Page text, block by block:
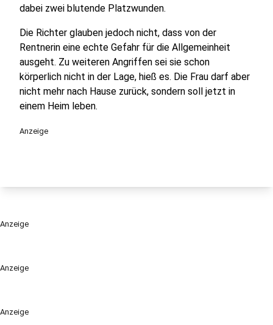
Anzeige
Anzeige
dabei zwei blutende Platzwunden.
Die Richter glauben jedoch nicht, dass von der
Rentnerin eine echte Gefahr für die Allgemeinheit
ausgeht. Zu weiteren Angriffen sei sie schon
körperlich nicht in der Lage, hieß es. Die Frau darf aber
nicht mehr nach Hause zurück, sondern soll jetzt in
einem Heim leben.
Anzeige
Anzeige